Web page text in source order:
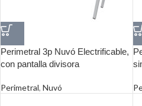
Perimetral 3p Nuvó Electrificable,
con pantalla divisora
Perimetral, Nuvó